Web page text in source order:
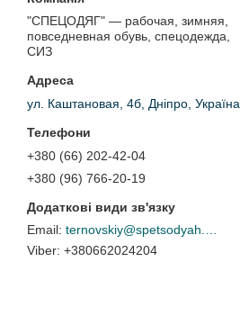
"СПЕЦОДЯГ" — рабочая, зимняя,
повседневная обувь, спецодежда,
СИЗ
ул. Каштановая, 4б, Дніпро, Україна
+380 (66) 202-42-04
+380 (96) 766-20-19
+380662024204